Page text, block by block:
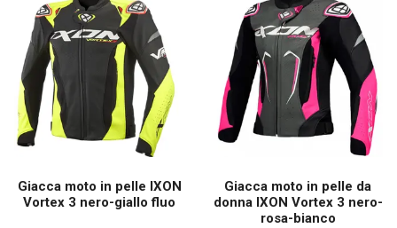
Giacca moto in pelle IXON
Vortex 3 nero-giallo fluo
Giacca moto in pelle da
donna IXON Vortex 3 nero-
rosa-bianco